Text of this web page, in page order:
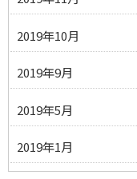
2019年10月
2019年9月
2019年5月
2019年1月